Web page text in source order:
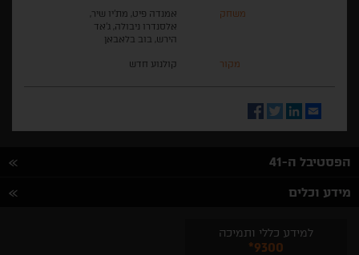
משחק
אמנדה פיט, מת'יו שיר,
אלסנדרו ניבולה, ג'אד
הירש, בוב בלאבאן
מקור קולנוע חדש
Email
LinkedIn
Twitter
Facebook
הפסטיבל ה-41
מידע וכלים
למידע כללי ותמיכה
*9300